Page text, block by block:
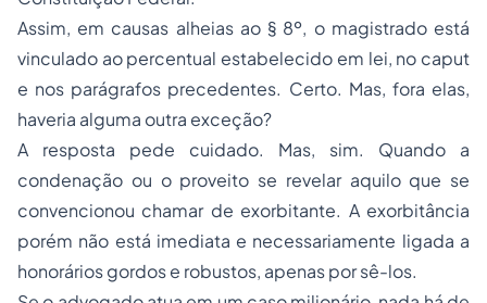
Assim, em causas alheias ao § 8º, o magistrado está
vinculado ao percentual estabelecido em lei, no caput
e nos parágrafos precedentes. Certo. Mas, fora elas,
haveria alguma outra exceção?
A resposta pede cuidado. Mas, sim. Quando a
condenação ou o proveito se revelar aquilo que se
convencionou chamar de exorbitante. A exorbitância
porém não está imediata e necessariamente ligada a
honorários gordos e robustos, apenas por sê-los.